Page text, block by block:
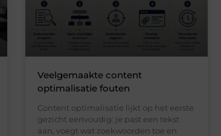
Veelgemaakte content
optimalisatie fouten
Content optimalisatie lijkt op het eerste
gezicht eenvoudig: je past een tekst
aan, voegt wat zoekwoorden toe en